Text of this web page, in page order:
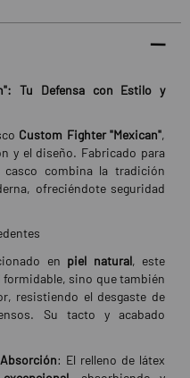
Tu Defensa con Estilo y
Custom Fighter "Mexican",
y el diseño. Fabricado para
combina la tradición
ofreciéndote seguridad
en piel natural, este
sino que también
resistiendo el desgaste de
Su tacto y acabado
: El relleno de látex